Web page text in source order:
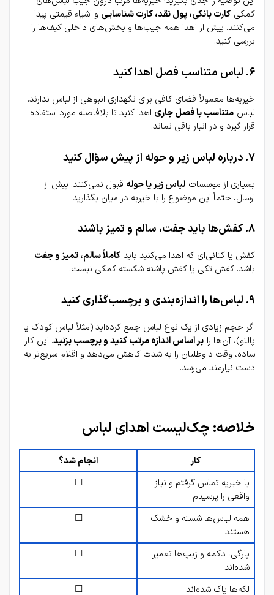
کمکی کارت بانکی، پول نقد، کارت شناسایی و اشیاء قیمتی پیدا
بررسی کنید.
۶. لباس متناسب فصل اهدا کنید
خیریه‌ها معمولاً فضای کافی برای نگهداری انبوهی از لباس ندارند.
لباس متناسب با فصل جاری اهدا کنید تا بلافاصله مورد استفاده
قرار گیرد و در انبار باقی نماند.
۷. درباره لباس زیر و حوله از پیش سؤال کنید
بسیاری از موسسات لباس زیر یا حوله
قبول نمی‌کنند. پیش از
ارسال، حتماً این موضوع را با خیریه در میان بگذارید.
۸. کفش‌ها باید جفت، سالم و تمیز باشند
کفش یا کتانی‌ای که اهدا می‌کنید باید
کاملاً سالم، تمیز و جفت
باشد. کفش تکی یا کفش پاشنه شکسته کمکی نیست.
۹. لباس‌ها را اندازه‌بندی و برچسب‌گذاری کنید
اگر حجم زیادی از یک نوع لباس جمع کرده‌اید (مثلاً لباس کودک یا
پالتو)، آن‌ها را
بر اساس اندازه مرتب کنید و برچسب بزنید. این کار
دست نیازمند می‌رسد.
خلاصه: چک‌لیست اهدای لباس
کار
انجام شد؟
با خیریه تماس گرفتم و نیاز
واقعی را پرسیدم
☐
همه لباس‌ها شسته و خشک
هستند
☐
پارگی، دکمه و زیپ‌ها تعمیر
شده‌اند
☐
لکه‌ها پاک شده‌اند
☐